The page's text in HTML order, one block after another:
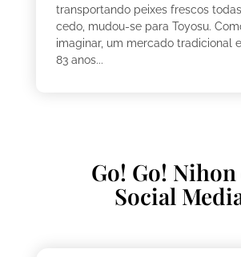
transportando peixes frescos
cedo, mudou-se para Toyosu.
imaginar, um mercado tradicional
83 anos...
Go! Go!
Social